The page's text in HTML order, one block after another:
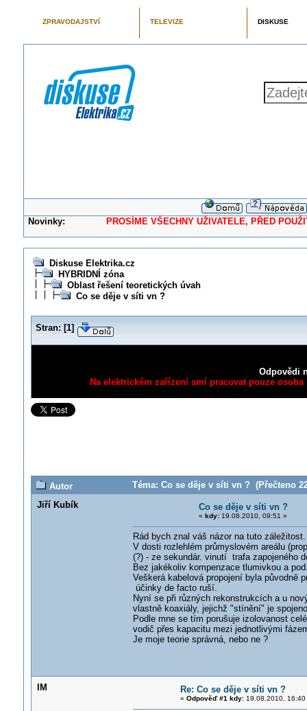
ZPRAVODAJSTVÍ TELEVIZE DISKUSE
Novinky: PROSÍME VŠECHNY UŽIVATELE, PŘED
Diskuse Elektrika.cz
HYBRIDNÍ zóna
Oblast řešení teoretických úvah
Co se děje v síti vn ?
Stran: [1]
Odpovědi
Na elektrickém zařízení smí pracovat pouze
Autor
Téma: Co se děje v síti vn ? (Přečteno
Jiří Kubík
Co se děje v síti vn ?
« kdy:19.08.2010, 09:51 »
Rád bych znal váš názor na tuto záležitost.
V dosti rozlehlém průmyslovém areálu
(?) - ze sekundár. vinutí trafa zapojeného
Bez jakékoliv kompenzace tlumivkou a
Veškerá kabelová propojení byla původně
účinky de facto ruší.
Nyní se při různých rekonstrukcích a u
vlastně koaxiály, jejichž "stínění" je
Podle mne se tím porušuje izolovanost
vodič přes kapacitu mezi jednotlivými
Je moje teorie správná, nebo ne ?
IM Re: Co se děje v síti vn ?
« Odpověď #1 kdy:19.08.2010, 16:40